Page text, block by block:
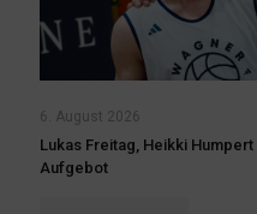
6. August 2026
Lukas Freitag, Heikki
Aufgebot